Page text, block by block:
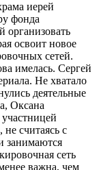
иерей
фонда
освоит новое
сетей.
имелась. Сергей
Не хватало
деятельные
Оксана
считаясь с
занимаются
сеть
важна, чем